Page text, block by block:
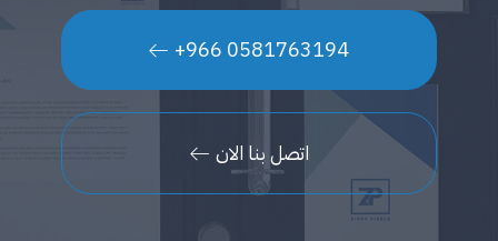
0581763194 966+
اتصل بنا الان